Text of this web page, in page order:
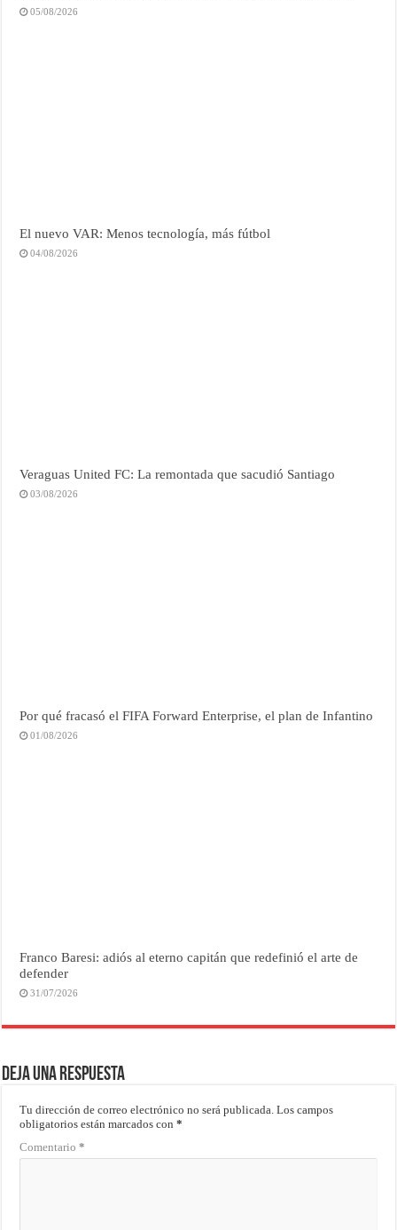
05/08/2026
El nuevo VAR: Menos tecnología, más fútbol
04/08/2026
Veraguas United FC: La remontada que sacudió Santiago
03/08/2026
Por qué fracasó el FIFA Forward Enterprise, el plan de Infantino
01/08/2026
Franco Baresi: adiós al eterno capitán que redefinió el arte de
defender
31/07/2026
Deja una respuesta
Tu dirección de correo electrónico no será publicada. Los campos
obligatorios están marcados con*
Comentario*